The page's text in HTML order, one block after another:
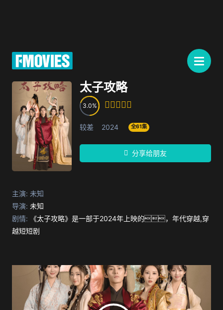
太子攻略
3.0
较差 2024 全61集
分享给朋友
主演: 未知
导演: 未知
剧情: 《太子攻略》是一部于2024年上映的，年代穿越,穿
越短短剧